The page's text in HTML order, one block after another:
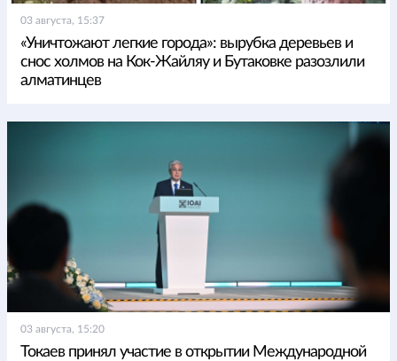
03 августа, 15:37
«Уничтожают легкие города»: вырубка деревьев и
снос холмов на Кок-Жайляу и Бутаковке разозлили
алматинцев
03 августа, 15:20
Токаев принял участие в открытии Международной